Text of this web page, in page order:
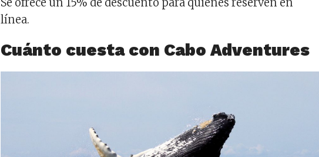
línea.
Cuánto cuesta con Cabo Adventures